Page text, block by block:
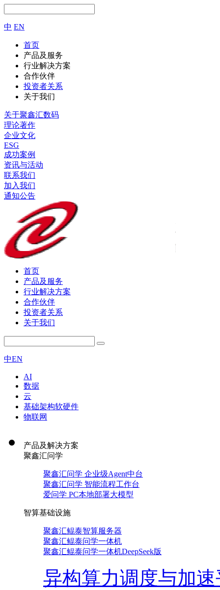
中 EN
首页
产品及服务
行业解决方案
合作伙伴
投资者关系
关于我们
关于聚鑫汇数码
理论著作
企业文化
ESG
成功案例
资讯与活动
联系我们
加入我们
通知公告
首页
产品及服务
行业解决方案
合作伙伴
投资者关系
关于我们
中EN
AI
数据
云
基础架构软硬件
物联网
产品及解决方案
聚鑫汇问学
聚鑫汇问学 企业级Agent中台
聚鑫汇问学 智能流程工作台
爱问学 PC本地部署大模型
智算基础设施
聚鑫汇鲲泰智算服务器
聚鑫汇鲲泰问学一体机
聚鑫汇鲲泰问学一体机DeepSeek版
异构算力调度与加